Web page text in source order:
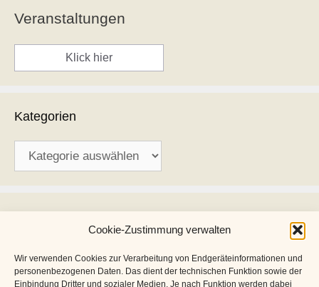
Cookie-Zustimmung verwalten
Wir verwenden Cookies zur Verarbeitung von Endgeräteinformationen und
personenbezogenen Daten. Das dient der technischen Funktion sowie der
Einbindung Dritter und sozialer Medien. Je nach Funktion werden dabei
Veranstaltungen
Klick hier
Kategorien
Kategorien